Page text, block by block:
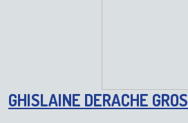
GHISLAINE DERACHE GROS